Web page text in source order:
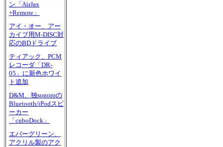
ン「AirJax
+Remote」
アイ・オー、アー
カイブ用M-DISC対
応のBDドライブ
ティアック、PCM
レコーダ「DR-
05」に新色ホワイ
ト追加
D&M、独sonoroの
Bluetooth/iPodスピ
ーカー
「cuboDock」
エバーグリーン、
アクリル製のアク